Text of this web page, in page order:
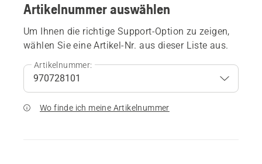
Artikelnummer auswählen
Um Ihnen die richtige Support-Option zu zeigen,
wählen Sie eine Artikel-Nr. aus dieser Liste aus.
Artikelnummer:
Wo finde ich meine Artikelnummer